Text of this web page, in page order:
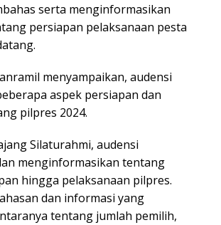
serta menginformasikan
persiapan pelaksanaan pesta
menyampaikan, audensi
aspek persiapan dan
pilpres 2024.
Silaturahmi, audensi
menginformasikan tentang
hingga pelaksanaan pilpres.
dan informasi yang
tentang jumlah pemilih,